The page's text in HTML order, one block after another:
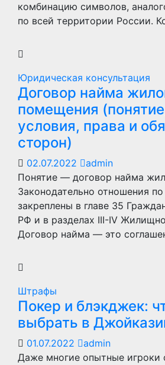
комбинацию символов,
по всей территории России.
Юридическая консультация
Договор найма
помещения
условия, права и
сторон)
02.07.2022
admin
Понятие — договор найма
Законодательно отношения
закреплены в главе 35
РФ и в разделах III-IV
Договор найма — это
Штрафы
Покер и блэкджек:
выбрать в
01.07.2022
admin
Даже многие опытные игроки